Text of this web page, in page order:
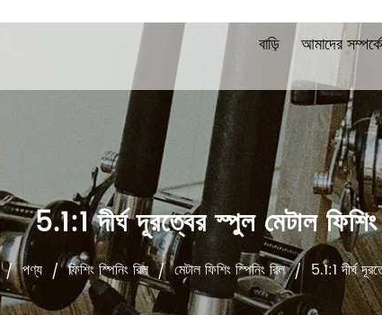
বাড়ি আমাদের সম্পর্কে
5.1:1 দীর্ঘ দূরত্বের স্পুল মেটাল
/পণ্য /ফিশিং স্পিনিং রিল/মেটাল ফিশিং স্পিনিং রিল/ 5.1:1 দীর্ঘ